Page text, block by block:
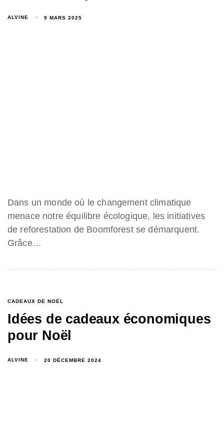
ALVINE 9 MARS 2025
Dans un monde où le changement climatique
menace notre équilibre écologique, les initiatives
de reforestation de Boomforest se démarquent.
Grâce…
CADEAUX DE NOËL
Idées de cadeaux économiques
pour Noël
ALVINE 20 DÉCEMBRE 2024